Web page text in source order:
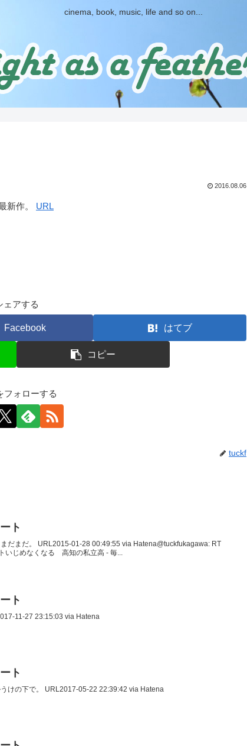
cinema, book, music, life and so on...
2016.08.06
新作。 URL
ェアする
Facebook はてブ
コピー
フォローする
tuckf
ト
だまだ。 URL2015-01-28 00:49:55 via Hatena@tuckfukagawa: RT
いじめなくなる 高知の私立高 - 毎...
ト
11-27 23:15:03 via Hatena
ト
けの下で。 URL2017-05-22 22:39:42 via Hatena